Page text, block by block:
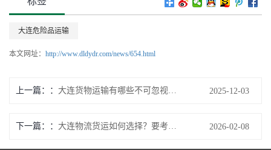
大连危险品运输
本文网址： http://www.dldydr.com/news/654.html
上一篇： 2025-12-03
下一篇： 2026-02-08